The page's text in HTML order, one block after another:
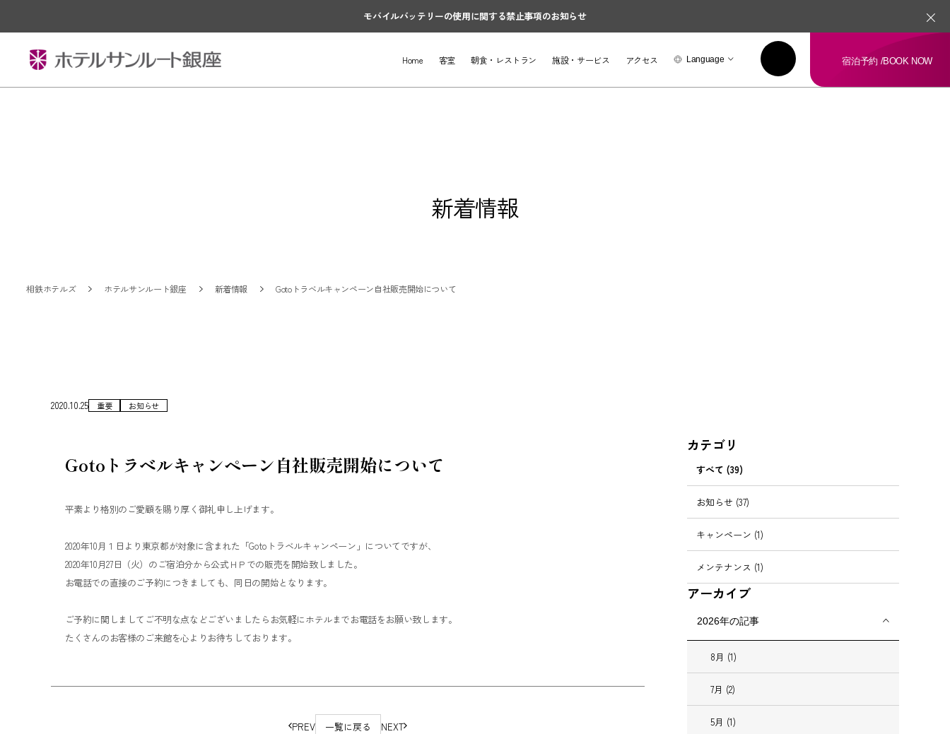
モバイルバッテリーの使用に関する禁止事項のお知らせ
Home 客室 朝食・レストラン 施設・サービス アクセス Language 宿泊予約 /BOOK NOW
新着情報
相鉄ホテルズ ホテルサンルート銀座 新着情報 Gotoトラベルキャンペーン自社販売開始について
2020.10.25 重要 お知らせ
Gotoトラベルキャンペーン自社販売開始について
平素より格別のご愛顧を賜り厚く御礼申し上げます。
2020年10月１日より東京都が対象に含まれた「Gotoトラベルキャンペーン」についてですが、
2020年10月27日（火）のご宿泊分から公式ＨＰでの販売を開始致しました。
お電話での直接のご予約につきましても、同日の開始となります。
ご予約に関しましてご不明な点などございましたらお気軽にホテルまでお電話をお願い致します。
たくさんのお客様のご来館を心よりお待ちしております。
PREV 一覧に戻る NEXT
カテゴリ
すべて (39)
お知らせ (37)
キャンペーン (1)
メンテナンス (1)
アーカイブ
2026年の記事
8月 (1)
7月 (2)
5月 (1)